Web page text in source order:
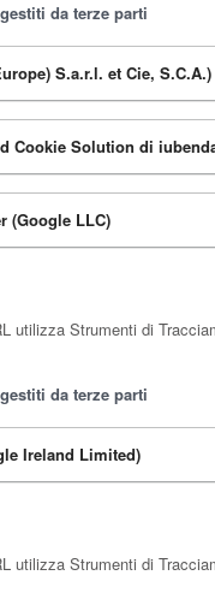
da terze parti
S.a.r.l. et Cie, S.C.A.)
Cookie Solution di
(Google LLC)
utilizza Strumenti di
da terze parti
Ireland Limited)
utilizza Strumenti di